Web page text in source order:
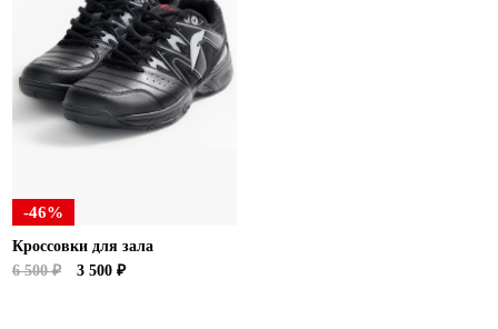
-46%
Кроссовки для зала
6 500 ₽
3 500 ₽